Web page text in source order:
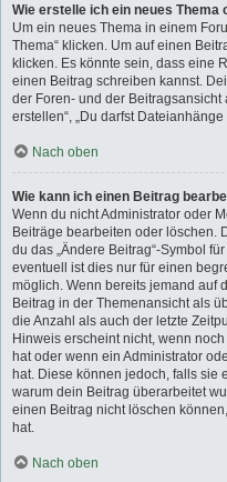
Wie erstelle ich ein neues Thema
Um ein neues Thema in einem
Thema“ klicken. Um auf einen
klicken. Es könnte sein, dass eine
einen Beitrag schreiben kannst.
der Foren- und der Beitragsansicht
erstellen“, „Du darfst Dateianhänge
Nach oben
Wie kann ich einen Beitrag
Wenn du nicht Administrator oder
Beiträge bearbeiten oder löschen.
du das „Ändere Beitrag“-Symbol
eventuell ist dies nur für einen
möglich. Wenn bereits jemand auf
Beitrag in der Themenansicht als
die Anzahl als auch der letzte
Hinweis erscheint nicht, wenn
hat oder wenn ein Administrator
hat. Diese können jedoch, falls sie
warum dein Beitrag überarbeitet
einen Beitrag nicht löschen
hat.
Nach oben